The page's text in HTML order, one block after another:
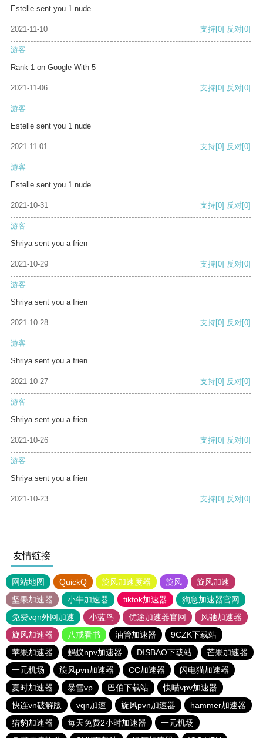
Estelle sent you 1 nude
2021-11-10 支持[0] 反对[0]
游客
Rank 1 on Google With 5
2021-11-06 支持[0] 反对[0]
游客
Estelle sent you 1 nude
2021-11-01 支持[0] 反对[0]
游客
Estelle sent you 1 nude
2021-10-31 支持[0] 反对[0]
游客
Shriya sent you a frien
2021-10-29 支持[0] 反对[0]
游客
Shriya sent you a frien
2021-10-28 支持[0] 反对[0]
游客
Shriya sent you a frien
2021-10-27 支持[0] 反对[0]
游客
Shriya sent you a frien
2021-10-26 支持[0] 反对[0]
游客
Shriya sent you a frien
2021-10-23 支持[0] 反对[0]
友情链接
网站地图 QuickQ 旋风加速度器 旋风
旋风加速
坚果加速器
小牛加速器 tiktok加速器
狗急加速器官网
免费vqn外网加速
小蓝鸟 优途加速器官网
风驰加速器
旋风加速器
八戒看书 油管加速器
9CZK下载站
苹果加速器
蚂蚁npv加速器 DISBAO下载站
芒果加速器
一元机场
旋风pvn加速器 CC加速器
闪电猫加速器
夏时加速器
暴雪vp 巴伯下载站
快喵vpv加速器
快连vn破解版
vqn加速 旋风pvn加速器
hammer加速器
猎豹加速器
每天免费2小时加速器
一元机场